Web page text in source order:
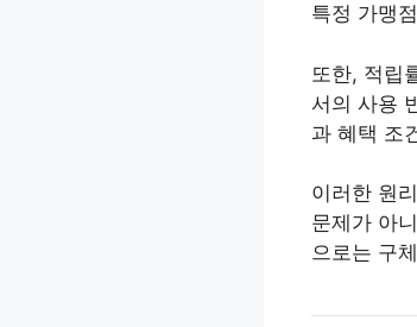
특정 가맹
또한, 적립
서의 사용
과 혜택 조
이러한 원
문제가 아
으로는 구